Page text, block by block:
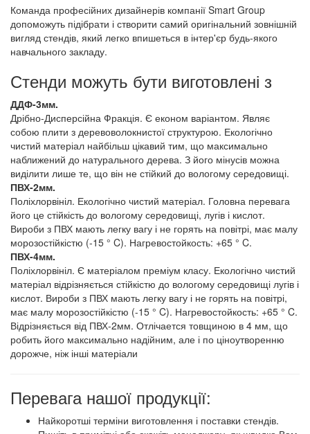
Команда професійних дизайнерів компанії Smart Group
допоможуть підібрати і створити самий оригінальний зовнішній
вигляд стендів, який легко впишеться в інтер'єр будь-якого
навчального закладу.
Стенди можуть бути виготовлені з
ДДФ-3мм.
Дрібно-Дисперсійна Фракція. Є економ варіантом. Являє
собою плити з деревоволокнистої структурою. Екологічно
чистий матеріал найбільш цікавий тим, що максимально
наближений до натурального дерева. З його мінусів можна
виділити лише те, що він не стійкий до вологому середовищі.
ПВХ-2мм.
Поліхлорвініл. Екологічно чистий матеріал. Головна перевага
його це стійкість до вологому середовищі, лугів і кислот.
Вироби з ПВХ мають легку вагу і не горять на повітрі, має малу
морозостійкістю (-15 ° C). Нагревостойкость: +65 ° C.
ПВХ-4мм.
Поліхлорвініл. Є матеріалом преміум класу. Екологічно чистий
матеріал відрізняється стійкістю до вологому середовищі лугів і
кислот. Вироби з ПВХ мають легку вагу і не горять на повітрі,
має малу морозостійкістю (-15 ° C). Нагревостойкость: +65 ° C.
Відрізняється від ПВХ-2мм. Отлічается товщиною в 4 мм, що
робить його максимально надійним, але і по ціноутворенню
дорожче, ніж інші матеріали
Перевага нашої продукції:
Найкоротші терміни виготовлення і поставки стендів.